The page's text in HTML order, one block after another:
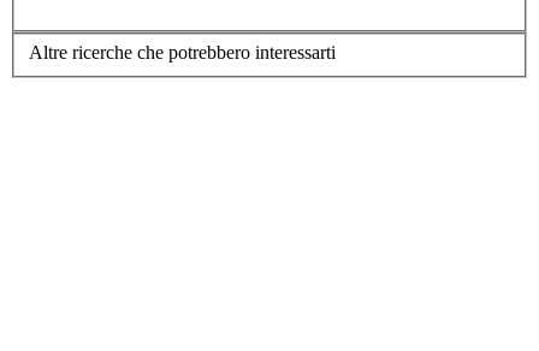
Altre ricerche che potrebbero interessarti